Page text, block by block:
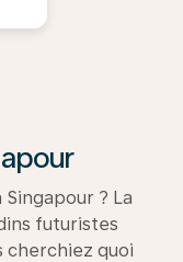
? La
futuristes
cherchiez quoi